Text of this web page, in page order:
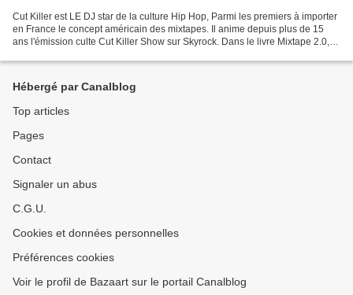
Cut Killer est LE DJ star de la culture Hip Hop, Parmi les premiers à importer
en France le concept américain des mixtapes. Il anime depuis plus de 15
ans l'émission culte Cut Killer Show sur Skyrock. Dans le livre Mixtape 2.0,
Hébergé par Canalblog
Top articles
Pages
Contact
Signaler un abus
C.G.U.
Cookies et données personnelles
Préférences cookies
Voir le profil de Bazaart sur le portail Canalblog